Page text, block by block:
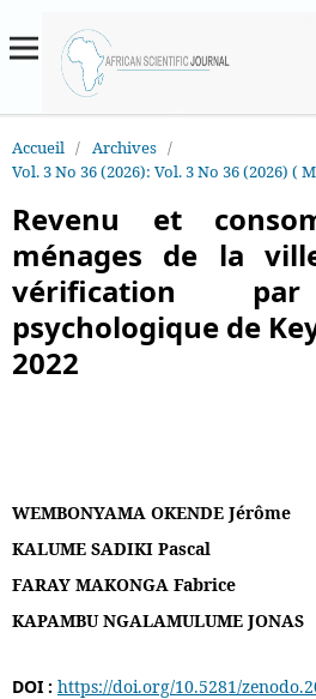
Accueil / Archives /
Vol. 3 No 36 (2026): Vol. 3 No 36 (2026) (
Revenu et
ménages de la
vérification
psychologique de
2022
WEMBONYAMA OKENDE Jérôme
KALUME SADIKI Pascal
FARAY MAKONGA Fabrice
KAPAMBU NGALAMULUME JONAS
DOI : https://doi.org/10.5281/